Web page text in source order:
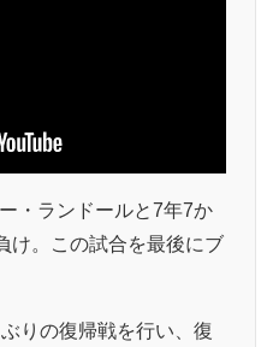
・ランドールと7年7か
け。この試合を最後にブ
りの復帰戦を行い、復